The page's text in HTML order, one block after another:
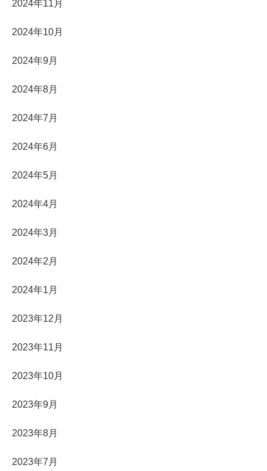
2024年11月
2024年10月
2024年9月
2024年8月
2024年7月
2024年6月
2024年5月
2024年4月
2024年3月
2024年2月
2024年1月
2023年12月
2023年11月
2023年10月
2023年9月
2023年8月
2023年7月